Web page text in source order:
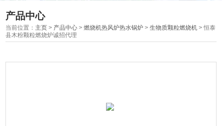
产品中心
当前位置： 主页 > 产品中心 >燃烧机热风炉热水锅炉 >生物质颗粒燃烧机 > 恒泰
县木粉颗粒燃烧炉诚招代理